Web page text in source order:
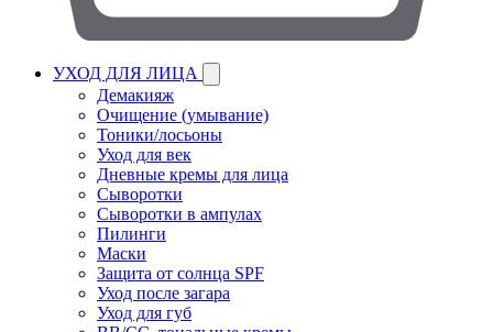
УХОД ДЛЯ ЛИЦА
Демакияж
Очищение (умывание)
Тоники/лосьоны
Уход для век
Дневные кремы для лица
Сыворотки
Сыворотки в ампулах
Пилинги
Маски
Защита от солнца SPF
Уход после загара
Уход для губ